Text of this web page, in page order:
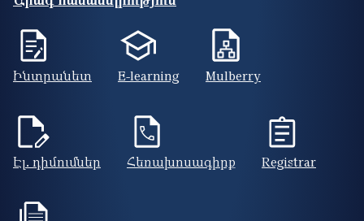
Ինտրանետ E-learning Mulberry
Էլ. դիմումներ Հեռախոսագիրք Registrar